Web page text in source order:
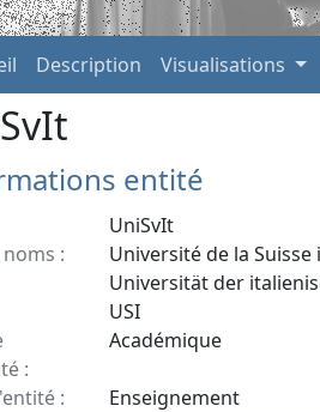
Description Visualisations
entité
UniSvIt
:
Université de la
Universität der
USI
:
Académique
: Enseignement